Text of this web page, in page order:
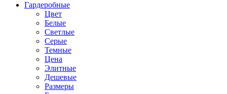
Гардеробные
Цвет
Белые
Светлые
Серые
Темные
Цена
Элитные
Дешевые
Размеры